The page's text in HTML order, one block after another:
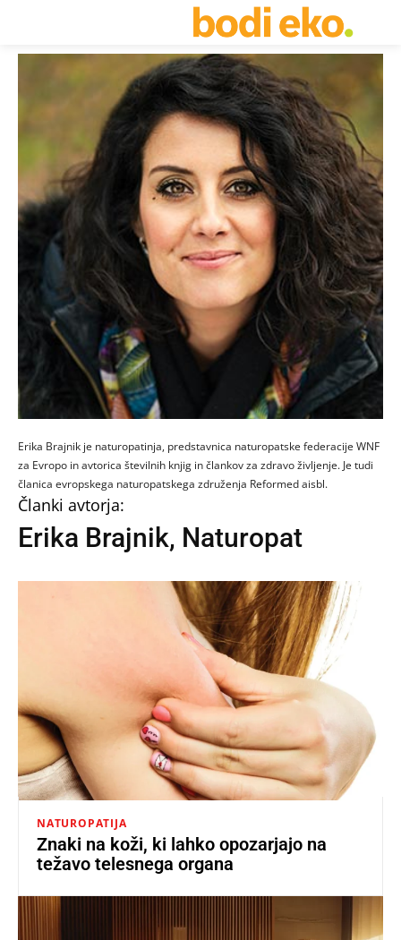
Erika Brajnik je naturopatinja, predstavnica naturopatske federacije WNF
za Evropo in avtorica številnih knjig in člankov za zdravo življenje. Je tudi
članica evropskega naturopatskega združenja Reformed aisbl.
Članki avtorja:
Erika Brajnik, Naturopat
NATUROPATIJA
Znaki na koži, ki lahko opozarjajo na
težavo telesnega organa